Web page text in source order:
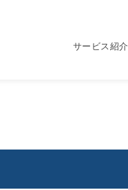
サービス紹介